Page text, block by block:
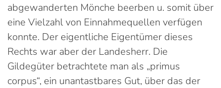
abgewanderten Mönche beerben u. somit über
eine Vielzahl von Einnahmequellen verfügen
konnte. Der eigentliche Eigentümer dieses
Rechts war aber der Landesherr. Die
Gildegüter betrachtete man als „primus
corpus“, ein unantastbares Gut, über das der